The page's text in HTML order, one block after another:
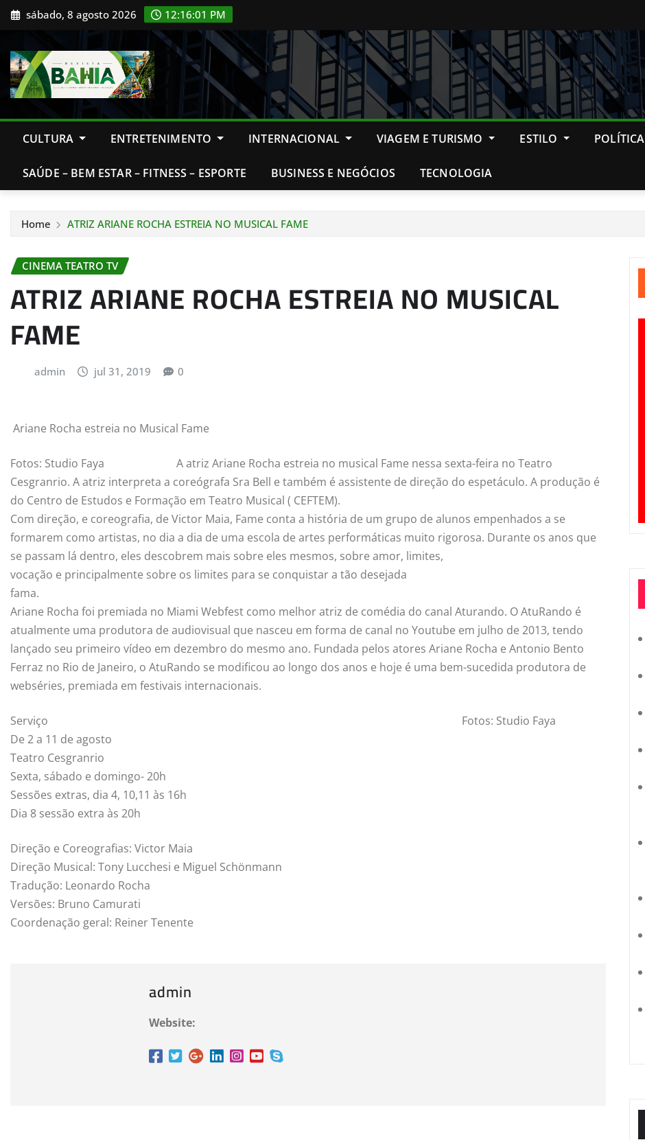
Skip sábado, 8 agosto 2026 12:16:03 PM
CULTURA ENTRETENIMENTO INTERNACIONAL VIAGEM E TURISMO ESTILO POLÍTICA
SAÚDE – BEM ESTAR – FITNESS – ESPORTE BUSINESS E NEGÓCIOS TECNOLOGIA
Home ATRIZ ARIANE ROCHA ESTREIA NO MUSICAL FAME
CINEMA TEATRO TV
ATRIZ ARIANE ROCHA ESTREIA NO MUSICAL
FAME
admin jul 31, 2019 0
Ariane Rocha estreia no Musical Fame
Fotos: Studio Faya
A atriz Ariane Rocha estreia no musical Fame nessa sexta-feira no Teatro
Cesgranrio. A atriz interpreta a coreógrafa Sra Bell e também é assistente de direção do espetáculo. A produção é
do Centro de Estudos e Formação em Teatro Musical ( CEFTEM).
Com direção, e coreografia, de Victor Maia, Fame conta a história de um grupo de alunos empenhados a se
formarem como artistas, no dia a dia de uma escola de artes performáticas muito rigorosa. Durante os anos que
se passam lá dentro, eles descobrem mais sobre eles mesmos, sobre amor, limites,
vocação e principalmente sobre os limites para se conquistar a tão desejada
fama.
Ariane Rocha foi premiada no Miami Webfest como melhor atriz de comédia do canal Aturando. O AtuRando é
atualmente uma produtora de audiovisual que nasceu em forma de canal no Youtube em julho de 2013, tendo
lançado seu primeiro vídeo em dezembro do mesmo ano. Fundada pelos atores Ariane Rocha e Antonio Bento
Ferraz no Rio de Janeiro, o AtuRando se modificou ao longo dos anos e hoje é uma bem-sucedida produtora de
webséries, premiada em festivais internacionais.
Fotos: Studio Faya
Serviço
De 2 a 11 de agosto
Teatro Cesgranrio
Sexta, sábado e domingo- 20h
Sessões extras, dia 4, 10,11 às 16h
Dia 8 sessão extra às 20h
Direção e Coreografias: Victor Maia
Direção Musical: Tony Lucchesi e Miguel Schönmann
Tradução: Leonardo Rocha
Versões: Bruno Camurati
Coordenação geral: Reiner Tenente
admin
Website: